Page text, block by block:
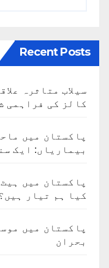
Recent Posts
سیلاب متاثرہ
کالز کی فراہمی
پاکستان میں
بیماریاں: ایک
پاکستان میں
کیا ہم تیار ہیں؟
پاکستان میں
بحران